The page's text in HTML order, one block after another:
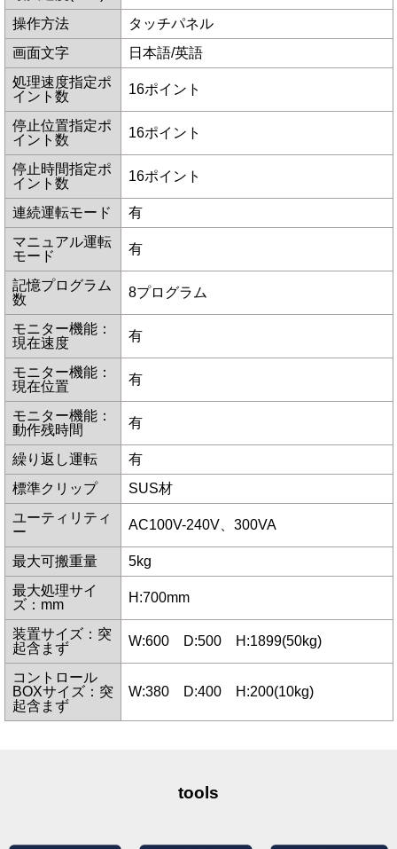
操作方法
タッチパネル
画面文字
日本語/英語
処理速度指定ポ
イント数
16ポイント
停止位置指定ポ
イント数
16ポイント
停止時間指定ポ
イント数
16ポイント
連続運転モード
有
マニュアル運転
モード
有
記憶プログラム
数
8プログラム
モニター機能：
現在速度
有
モニター機能：
現在位置
有
モニター機能：
動作残時間
有
繰り返し運転
有
標準クリップ
SUS材
ユーティリティ
ー
AC100V-240V、300VA
最大可搬重量
5kg
最大処理サイ
ズ：mm
H:700mm
装置サイズ：突
起含まず
W:600 D:500 H:1899(50kg)
コントロール
BOXサイズ：突
起含まず
W:380 D:400 H:200(10kg)
tools